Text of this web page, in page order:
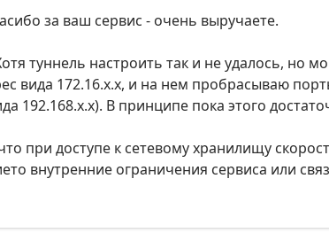
за ваш сервис - очень выручаете.
туннель настроить так и не удалось, но
вида 172.16.х.х, и на нем пробрасываю
192.168.х.х). В принципе пока этого
при доступе к сетевому хранилищу
внутренние ограничения сервиса или